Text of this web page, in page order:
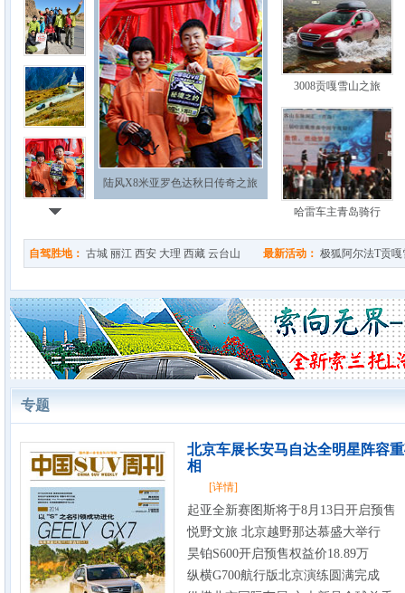
陆风X8米亚罗色达秋日传奇之旅
3008贡嘎雪山之旅
哈雷车主青岛骑行
自驾胜地： 古城 丽江 西安 大理 西藏 云台山 最新活动： 极狐阿尔法T贡嘎
专题
北京车展长安马自达全明星阵容
相
[详情]
起亚全新赛图斯将于8月13日开启预售
悦野文旅 北京越野那达慕盛大举行
昊铂S600开启预售权益价18.89万
纵横G700航行版北京演练圆满完成